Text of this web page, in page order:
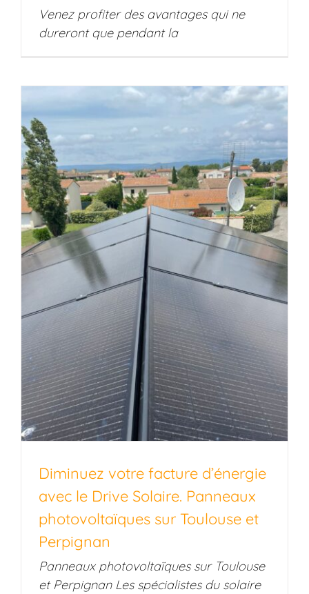
Venez profiter des avantages qui ne
dureront que pendant la
Diminuez votre facture d’énergie
avec le Drive Solaire. Panneaux
photovoltaïques sur Toulouse et
Perpignan
Panneaux photovoltaïques sur Toulouse
et Perpignan Les spécialistes du solaire